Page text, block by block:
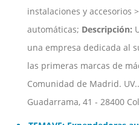
instalaciones y accesorios
automáticas; Descripción:
una empresa dedicada al
las primeras marcas de
Comunidad de Madrid.
Guadarrama, 41 - 28400